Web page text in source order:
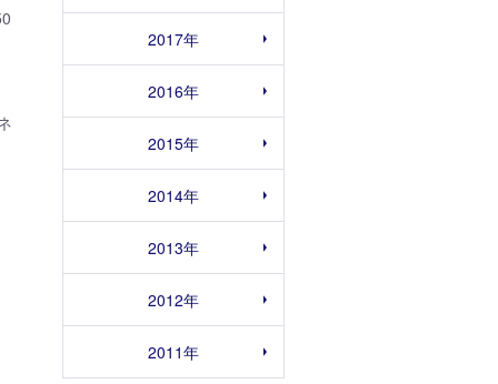
2017年
2016年
2015年
2014年
2013年
2012年
2011年